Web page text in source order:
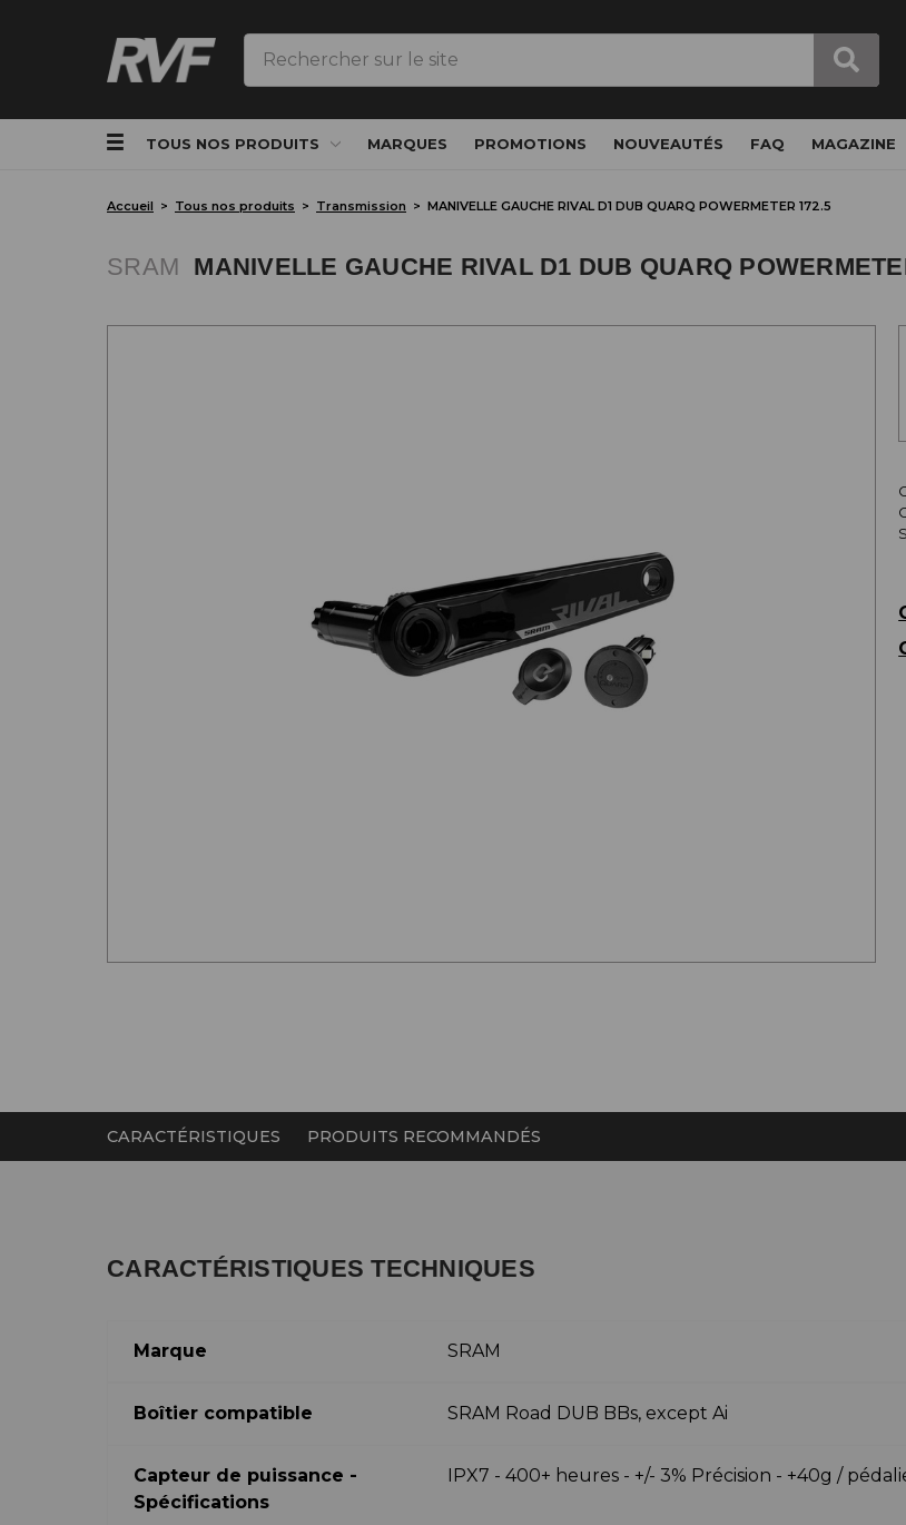
TOUS NOS PRODUITS MARQUES PROMOTIONS NOUVEAUTÉS FAQ MAGAZINE
Accueil Tous nos produits Transmission MANIVELLE GAUCHE RIVAL D1 DUB QUARQ POWERMETER 172.5
SRAM MANIVELLE GAUCHE RIVAL D1 DUB QUARQ
CARACTÉRISTIQUES PRODUITS RECOMMANDÉS
CARACTÉRISTIQUES TECHNIQUES
Marque SRAM
Boîtier compatible SRAM Road DUB BBs, except Ai
Capteur de puissance -
Spécifications
IPX7 - 400+ heures - +/- 3% Précision - +40g /